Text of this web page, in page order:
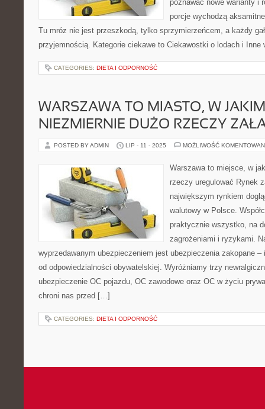
poznawać nowe warianty i
porcje wychodzą
Tu mróz nie jest przeszkodą, tylko sprzymierzeńcem, a każdy
przyjemnością. Kategorie ciekawe to Ciekawostki o lodach i
CATEGORIES: DIETA I ODPORNOŚĆ
WARSZAWA TO MIASTO, W
NIEZMIERNIE DUŻO RZECZY
POSTED BY ADMIN LIP - 11 - 2025 MOŻLIWOŚĆ
Warszawa to miejsce, w
rzeczy uregulować Rynek
największym rynkiem
walutowy w Polsce.
praktycznie wszystko, na
zagrożeniami i ryzykami.
wyprzedawanym ubezpieczeniem jest ubezpieczenia zakopane –
od odpowiedzialności obywatelskiej. Wyróżniamy trzy
ubezpieczenie OC pojazdu, OC zawodowe oraz OC w życiu
chroni nas przed […]
CATEGORIES: DIETA I ODPORNOŚĆ